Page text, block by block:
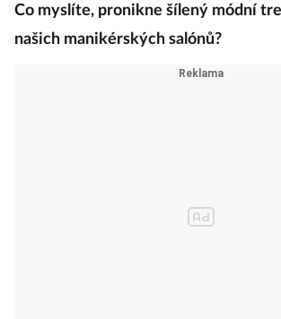
Co myslíte, pronikne šílený módní
našich manikérských salónů?